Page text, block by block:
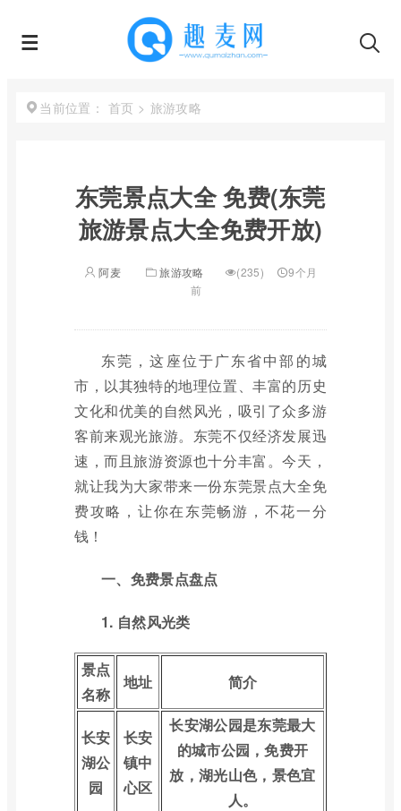
当前位置： 首页 > 旅游攻略
东莞景点大全 免费(东莞
旅游景点大全免费开放)
阿麦 旅游攻略 (235)
9个月
前
东莞，这座位于广东省中部的城
市，以其独特的地理位置、丰富的历史
文化和优美的自然风光，吸引了众多游
客前来观光旅游。东莞不仅经济发展迅
速，而且旅游资源也十分丰富。今天，
就让我为大家带来一份东莞景点大全免
费攻略，让你在东莞畅游，不花一分
钱！
一、免费景点盘点
1. 自然风光类
景点
名称
地址 简介
长安
湖公
园
长安
镇中
心区
长安湖公园是东莞最大
的城市公园，免费开
放，湖光山色，景色宜
人。